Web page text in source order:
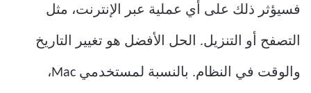
فسيؤثر ذلك على أي عملية عبر الإنترنت، مثل
التصفح أو التنزيل. الحل الأفضل هو تغيير التاريخ
والوقت في النظام. بالنسبة لمستخدمي Mac،